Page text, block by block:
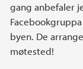
gang anbefaler
byen. De
møtested!